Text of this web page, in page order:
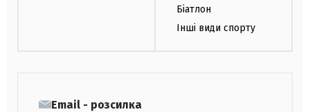
Біатлон
Інші види спорту
Email - розсилка